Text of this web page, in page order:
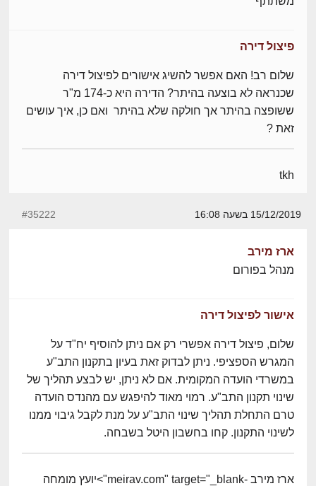
פיצול דירה
שלום רב! האם אפשר להשיג אישורים לפיצול דירה
שכנראה לא בוצעה בהיתר? הדירה היא כ-174 מ"ר
ששופצה בהיתר אך חולקה שלא בהיתר ואם כן, איך עושים
זאת ?
tkh
15/12/2019 בשעה 16:08 #35222
ארז מירב
מנהל בפורום
אישור לפיצול דירה
שלום, פיצול דירה אפשרי רק אם ניתן להוסיף יח"ד על
המגרש הספציפי. ניתן לבדוק זאת בעיון בתקנון התב"ע
במשרדי הועדה המקומית. אם לא ניתן, יש לבצע תהליך של
שינוי תקנון התב"ע. רמוי מאוד להיפגש עם מהנדס הועדה
טרם התחלת תהליך שינוי התב"ע על מנת לקבל גיבוי ממנו
לשינוי התקנון. קחו בחשבון היטל בשבחה.
ארז מירב -meirav.com" target="_blank">יועץ מומחה